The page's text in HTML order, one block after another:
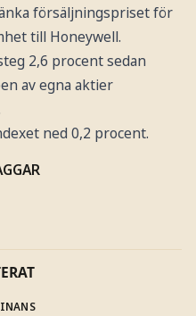
försäljningspriset för
till Honeywell.
2,6 procent sedan
av egna aktier
ned 0,2 procent.